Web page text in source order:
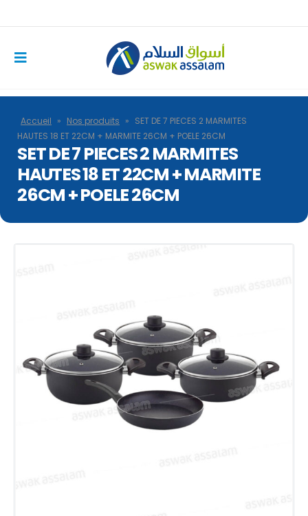
Accueil » Nos produits » SET DE 7 PIECES 2 MARMITES
HAUTES 18 ET 22CM + MARMITE 26CM + POELE 26CM
SET DE 7 PIECES 2 MARMITES
HAUTES 18 ET 22CM + MARMITE
26CM + POELE 26CM